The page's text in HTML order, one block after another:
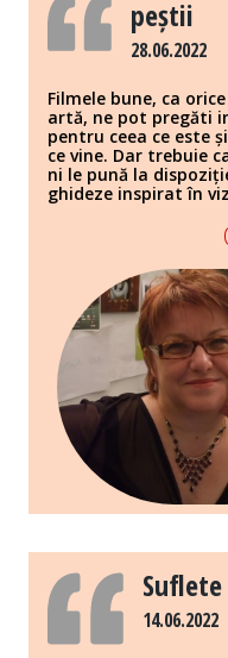
peștii
28.06.2022
Filmele bune, ca
artă, ne pot pregăti
pentru ceea ce este
ce vine. Dar trebuie
ni le pună la
ghideze inspirat în
14.06.2022